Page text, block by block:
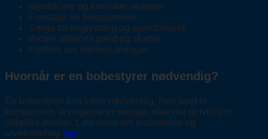
Identificere og kontakte arvinger
Foretage en boopgørelse
Sørge for tinglysning og ejendomsret
Betale afdødes gæld og skatter
Fordele arv mellem arvinger
Hvornår er en bobestyrer nødvendig?
En bobestyrer kan være nødvendig, hvis boet er
kompliceret, arvingerne er uenige, eller der er tvivl om
afdødes ønsker. Læs mere om testamente og
arvefordeling her.